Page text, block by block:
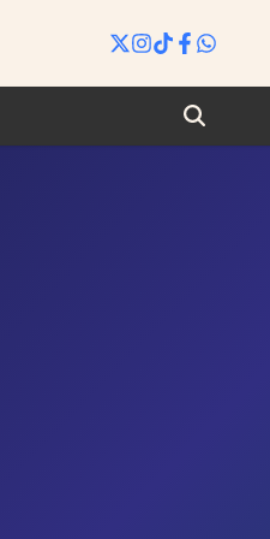
Search